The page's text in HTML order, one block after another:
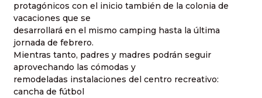
protagónicos con el inicio también de la colonia de
vacaciones que se
desarrollará en el mismo camping hasta la última
jornada de febrero.
Mientras tanto, padres y madres podrán seguir
aprovechando las cómodas y
remodeladas instalaciones del centro recreativo:
cancha de fútbol